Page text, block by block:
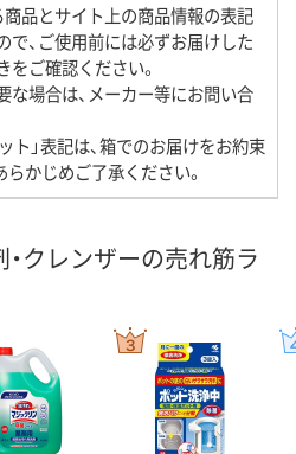
商品とサイト上の商品情報の表記
、ご使用前には必ずお届けした
ご確認ください。
な場合は、メーカー等にお問い合
ト」表記は、箱でのお届けをお約束
かじめご了承ください。
クレンザーの売れ筋ラ